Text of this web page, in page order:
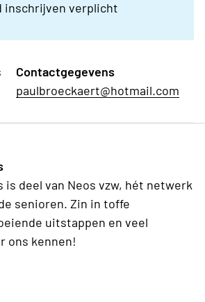
inschrijven verplicht
Contactgegevens
paulbroeckaert@hotmail.com
is deel van Neos vzw, hét netwerk
senioren. Zin in toffe
uitstappen en veel
ons kennen!